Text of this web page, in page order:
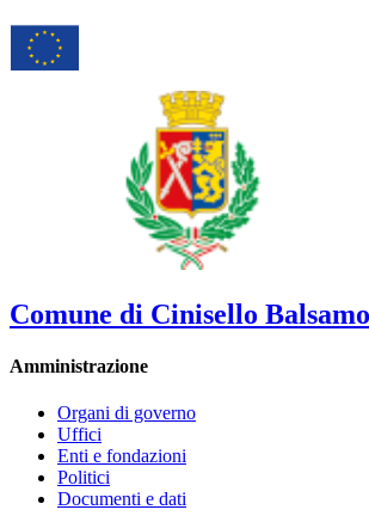
Comune di Cinisello Balsamo
Amministrazione
Organi di governo
Uffici
Enti e fondazioni
Politici
Documenti e dati